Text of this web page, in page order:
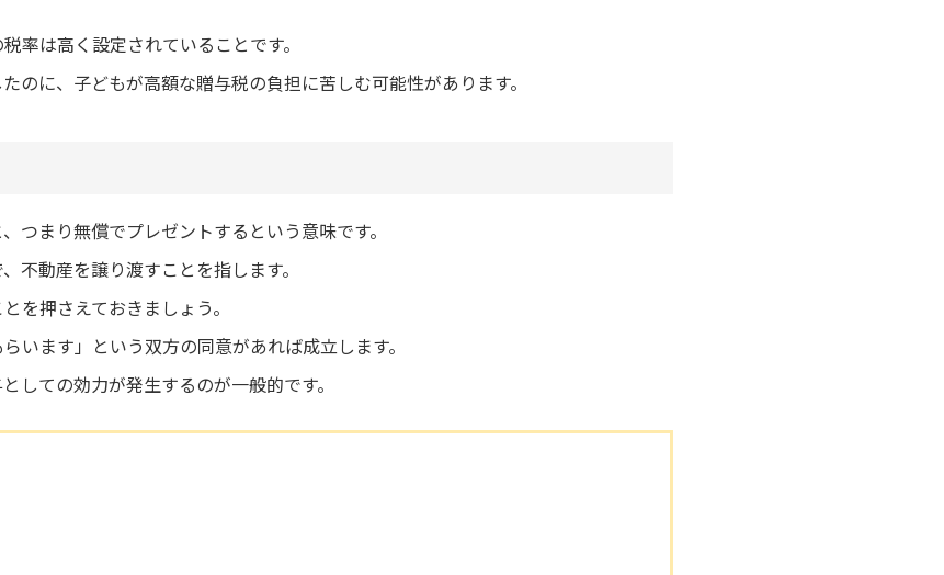
率は高く設定されていることです。
のに、子どもが高額な贈与税の負担に苦しむ可能性があります。
つまり無償でプレゼントするという意味です。
不動産を譲り渡すことを指します。
を押さえておきましょう。
います」という双方の同意があれば成立します。
しての効力が発生するのが一般的です。